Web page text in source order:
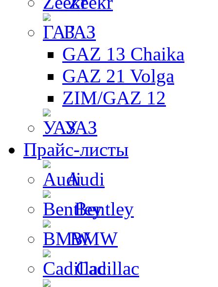
ГАЗ
GAZ 13 Chaika
GAZ 21 Volga
ZIM/GAZ 12
УАЗ
Прайс-листы
Audi
Bentley
BMW
Cadillac